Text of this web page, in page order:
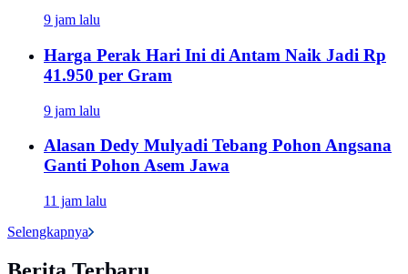
9 jam lalu
Harga Perak Hari Ini di Antam Naik Jadi Rp
41.950 per Gram
9 jam lalu
Alasan Dedy Mulyadi Tebang Pohon Angsana
Ganti Pohon Asem Jawa
11 jam lalu
Selengkapnya